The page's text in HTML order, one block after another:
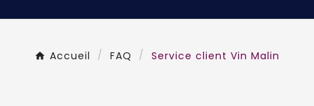
Accueil FAQ Service client Vin Malin